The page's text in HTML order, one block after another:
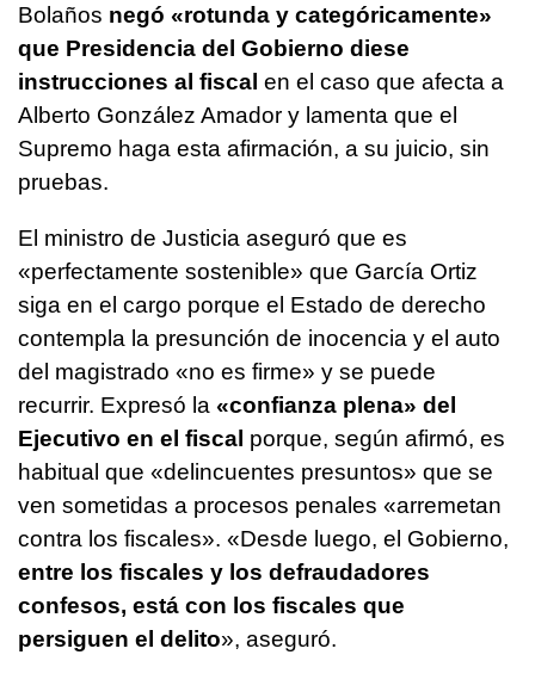
Bolaños negó «rotunda y categóricamente»
que Presidencia del Gobierno diese
instrucciones al fiscal en el caso que afecta a
Alberto González Amador y lamenta que el
Supremo haga esta afirmación, a su juicio, sin
pruebas.
El ministro de Justicia aseguró que es
«perfectamente sostenible» que García Ortiz
siga en el cargo porque el Estado de derecho
contempla la presunción de inocencia y el auto
del magistrado «no es firme» y se puede
recurrir. Expresó la «confianza plena» del
Ejecutivo en el fiscal porque, según afirmó, es
habitual que «delincuentes presuntos» que se
ven sometidas a procesos penales «arremetan
contra los fiscales». «Desde luego, el Gobierno,
entre los fiscales y los defraudadores
confesos, está con los fiscales que
persiguen el delito», aseguró.